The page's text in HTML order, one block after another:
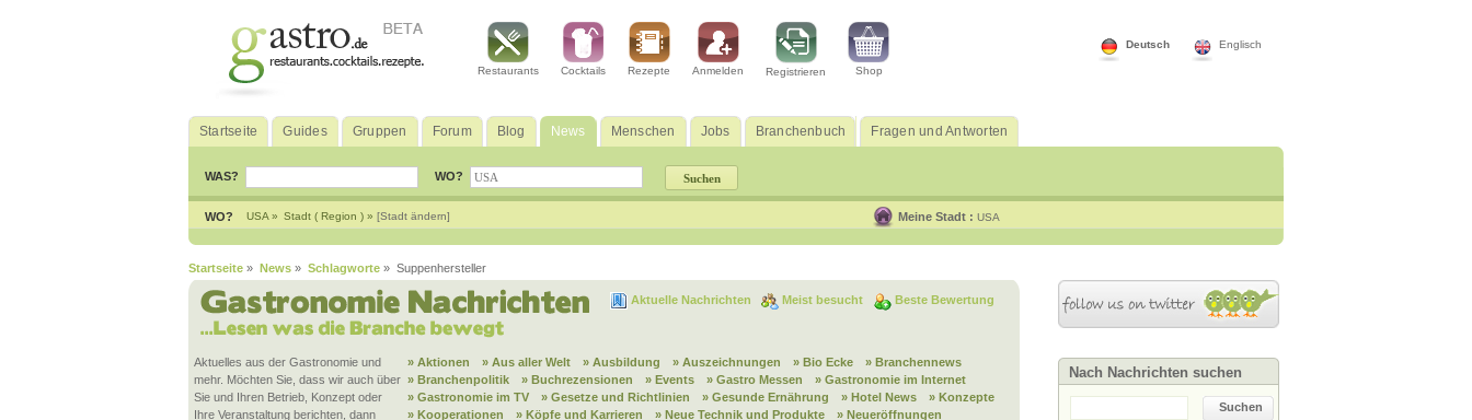
Englisch
Deutsch
Restaurants Cocktails Rezepte Anmelden Registrieren Shop
Startseite Guides Gruppen Forum Blog News Menschen Jobs Branchenbuch Fragen und Antworten
WAS? WO?
WO? USA » Stadt ( Region ) » [Stadt ändern] Meine Stadt : USA
Startseite » News » Schlagworte » Suppenhersteller
Aktuelle Nachrichten Meist besucht Beste Bewertung
Aktuelles aus der Gastronomie und
mehr. Möchten Sie, dass wir auch über
Sie und Ihren Betrieb, Konzept oder
Ihre Veranstaltung berichten, dann
» Aktionen » Aus aller Welt » Ausbildung » Auszeichnungen » Bio Ecke
» Branchennews
» Branchenpolitik
» Buchrezensionen » Events » Gastro Messen
» Gastronomie im Internet
» Gastronomie im TV
» Gesetze und Richtlinien » Gesunde Ernährung » Hotel News
» Konzepte
» Kooperationen
» Köpfe und Karrieren » Neue Technik und Produkte
» Neueröffnungen
Nach Nachrichten suchen
Suchen